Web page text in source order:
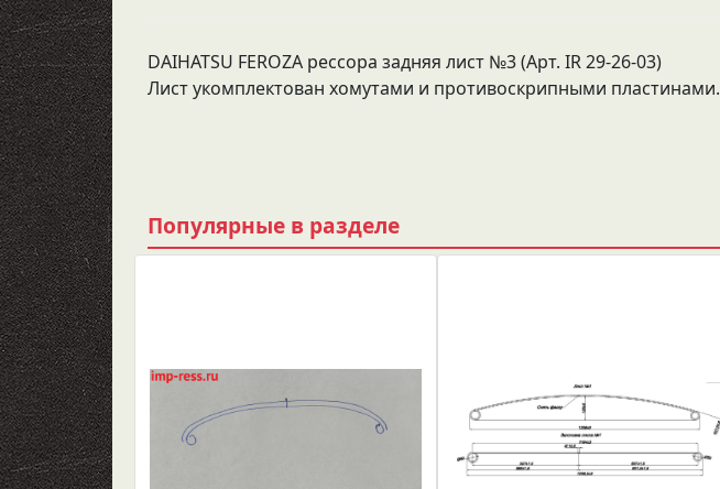
DAIHATSU FEROZA рессора задняя лист №3 (Арт. IR 29-26-03)
Лист укомплектован хомутами и противоскрипными пластинами.
Популярные в разделе